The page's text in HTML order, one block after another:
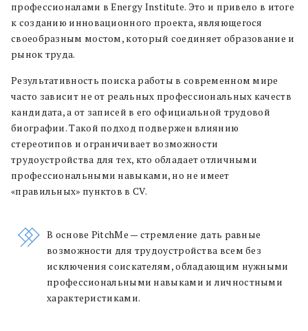
профессионалами в Energy Institute. Это и привело в итоге
к созданию инновационного проекта, являющегося
своеобразным мостом, который соединяет образование и
рынок труда.
Результативность поиска работы в современном мире
часто зависит не от реальных профессиональных качеств
кандидата, а от записей в его официальной трудовой
биографии. Такой подход подвержен влиянию
стереотипов и ограничивает возможности
трудоустройства для тех, кто обладает отличными
профессиональными навыками, но не имеет
«правильных» пунктов в CV.
В основе PitchMe — стремление дать равные
возможности для трудоустройства всем без
исключения соискателям, обладающим нужными
профессиональными навыками и личностными
характеристиками.